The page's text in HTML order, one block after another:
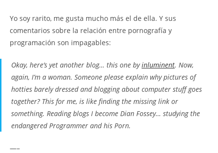
Yo soy rarito, me gusta mucho más el de ella. Y sus
comentarios sobre la relación entre pornografía y
programación son impagables:
Okay, here’s yet another blog… this one byinluminent. Now,
again, I’m a woman. Someone please explain why pictures of
hotties barely dressed and blogging about computer stuff goes
together? This for me, is like finding the missing link or
something. Reading blogs I become Dian Fossey… studying the
endangered Programmer and his Porn.
—–